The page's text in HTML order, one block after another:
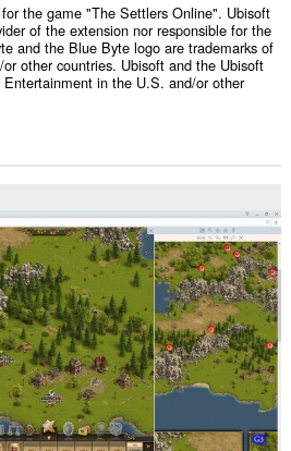
the game "The Settlers Online". Ubisoft
of the extension nor responsible for the
and the Blue Byte logo are trademarks of
other countries. Ubisoft and the Ubisoft
in the U.S. and/or other